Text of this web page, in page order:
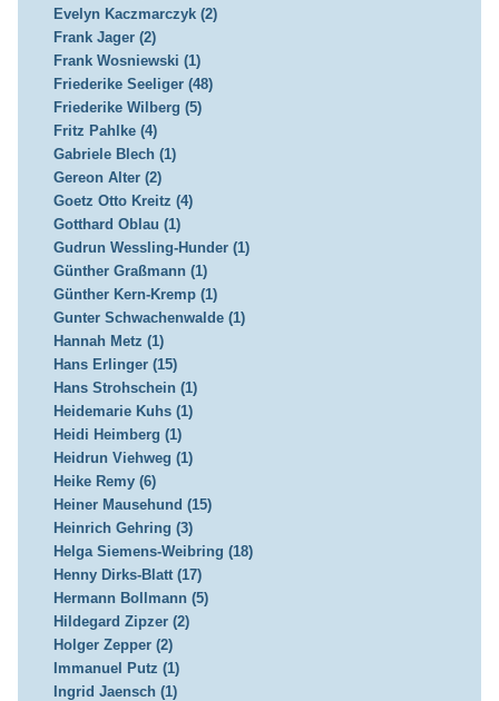
Evelyn Kaczmarczyk (2)
Frank Jager (2)
Frank Wosniewski (1)
Friederike Seeliger (48)
Friederike Wilberg (5)
Fritz Pahlke (4)
Gabriele Blech (1)
Gereon Alter (2)
Goetz Otto Kreitz (4)
Gotthard Oblau (1)
Gudrun Wessling-Hunder (1)
Günther Graßmann (1)
Günther Kern-Kremp (1)
Gunter Schwachenwalde (1)
Hannah Metz (1)
Hans Erlinger (15)
Hans Strohschein (1)
Heidemarie Kuhs (1)
Heidi Heimberg (1)
Heidrun Viehweg (1)
Heike Remy (6)
Heiner Mausehund (15)
Heinrich Gehring (3)
Helga Siemens-Weibring (18)
Henny Dirks-Blatt (17)
Hermann Bollmann (5)
Hildegard Zipzer (2)
Holger Zepper (2)
Immanuel Putz (1)
Ingrid Jaensch (1)